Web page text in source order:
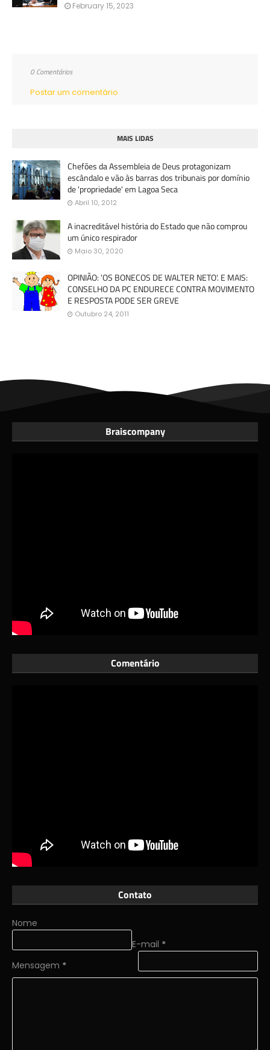
February 15, 2023
0 Comentários
Postar um comentário
MAIS LIDAS
Chefões da Assembleia de Deus protagonizam
escândalo e vão às barras dos tribunais por domínio
de 'propriedade' em Lagoa Seca
Abril 10, 2012
A inacreditável história do Estado que não comprou
um único respirador
Maio 30, 2020
OPINIÃO: 'OS BONECOS DE WALTER NETO'. E MAIS:
CONSELHO DA PC ENDURECE CONTRA MOVIMENTO
E RESPOSTA PODE SER GREVE
Outubro 24, 2011
Braiscompany
Comentário
Contato
Nome
E-mail *
Mensagem *